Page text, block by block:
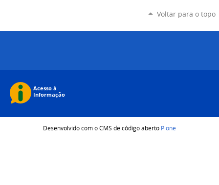
Voltar para o topo
Desenvolvido com o CMS de código aberto Plone